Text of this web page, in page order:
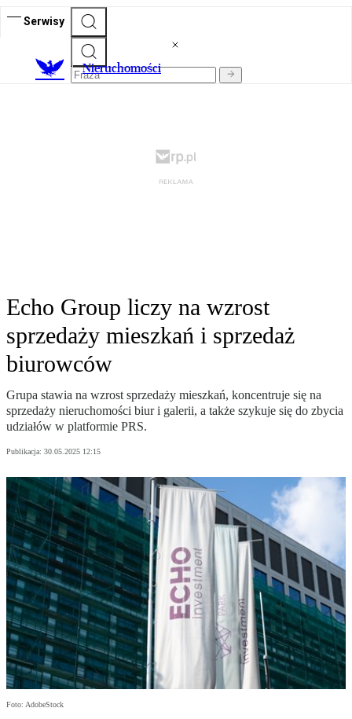
Serwisy
Nieruchomości
Echo Group liczy na wzrost
sprzedaży mieszkań i sprzedaż
biurowców
Grupa stawia na wzrost sprzedaży mieszkań, koncentruje się na
sprzedaży nieruchomości biur i galerii, a także szykuje się do zbycia
udziałów w platformie PRS.
Publikacja: 30.05.2025 12:15
Foto: AdobeStock